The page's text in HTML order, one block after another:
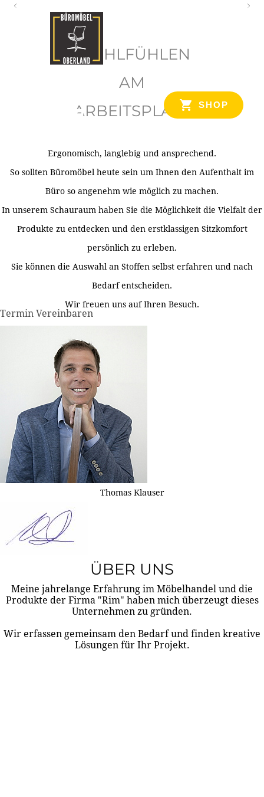
SHOP
WOHLFÜHLEN
AM
ARBEITSPLATZ
Ergonomisch, langlebig und ansprechend.
So sollten Büromöbel heute sein um Ihnen den Aufenthalt im
Büro so angenehm wie möglich zu machen.
In unserem Schauraum haben Sie die Möglichkeit die Vielfalt der
Produkte zu entdecken und den erstklassigen Sitzkomfort
persönlich zu erleben.
Sie können die Auswahl an Stoffen selbst erfahren und nach
Bedarf entscheiden.
Wir freuen uns auf Ihren Besuch.
Termin Vereinbaren
Thomas Klauser
ÜBER UNS
Meine jahrelange Erfahrung im Möbelhandel und die
Produkte der Firma "Rim" haben mich überzeugt dieses
Unternehmen zu gründen.
Wir erfassen gemeinsam den Bedarf und finden kreative
Lösungen für Ihr Projekt.